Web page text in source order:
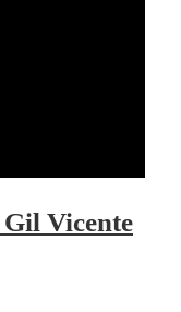
Vicente